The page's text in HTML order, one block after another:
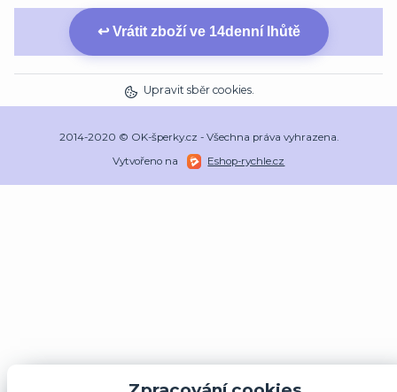
↩ Vrátit zboží ve 14denní lhůtě
Upravit sběr cookies.
2014-2020 © OK-šperky.cz - Všechna práva vyhrazena.
Vytvořeno na
Eshop-rychle.cz